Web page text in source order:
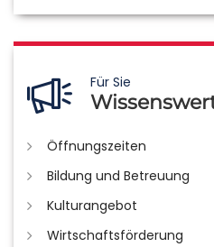
Für Sie
Öffnungszeiten
Bildung und Betreuung
Kulturangebot
Wirtschaftsförderung